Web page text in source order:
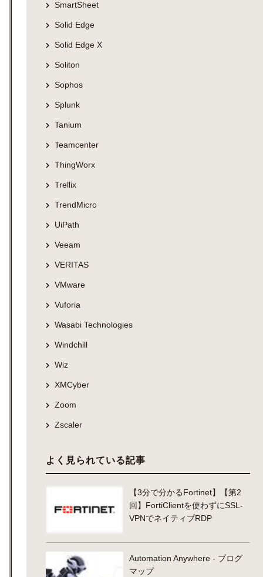
SmartSheet
Solid Edge
Solid Edge X
Soliton
Sophos
Splunk
Tanium
Teamcenter
ThingWorx
Trellix
TrendMicro
UiPath
Veeam
VERITAS
VMware
Vuforia
Wasabi Technologies
Windchill
Wiz
XMCyber
Zoom
Zscaler
よく見られている記事
【3分で分かるFortinet】【第2
回】FortiClientを使わずにSSL-
VPNでネイティブRDP
Automation Anywhere - ブログ
マップ